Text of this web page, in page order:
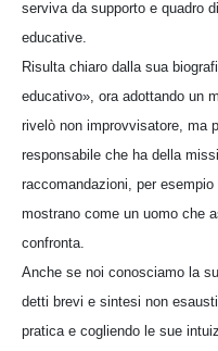
serviva da supporto e quadro
educative.
Risulta chiaro dalla sua
educativo», ora adottando un
rivelò non improvvisatore, ma
responsabile che ha della
raccomandazioni, per
mostrano come un uomo che
confronta.
Anche se noi conosciamo la
detti brevi e sintesi non
pratica e cogliendo le sue